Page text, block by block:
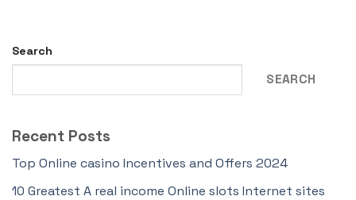
Search
SEARCH
Recent Posts
Top Online casino Incentives and Offers 2024
10 Greatest A real income Online slots Internet sites